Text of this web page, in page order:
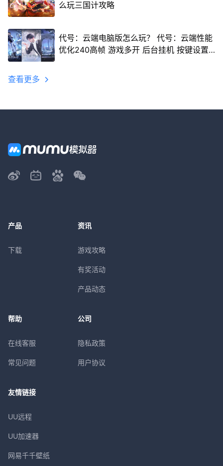
么玩三国计攻略
代号：云端电脑版怎么玩？ 代号：云端性能
优化240高帧 游戏多开 后台挂机 按键设置
查看更多
产品
下载
资讯
游戏攻略
有奖活动
产品动态
帮助
在线客服
常见问题
公司
隐私政策
用户协议
友情链接
UU远程
UU加速器
网易千千壁纸